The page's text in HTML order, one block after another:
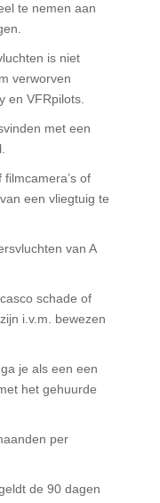
te nemen aan
is niet
verworven
en VFRpilots.
met een
of
een vliegtuig te
van A
schade of
i.v.m. bewezen
je als een een
het gehuurde
per
de 90 dagen